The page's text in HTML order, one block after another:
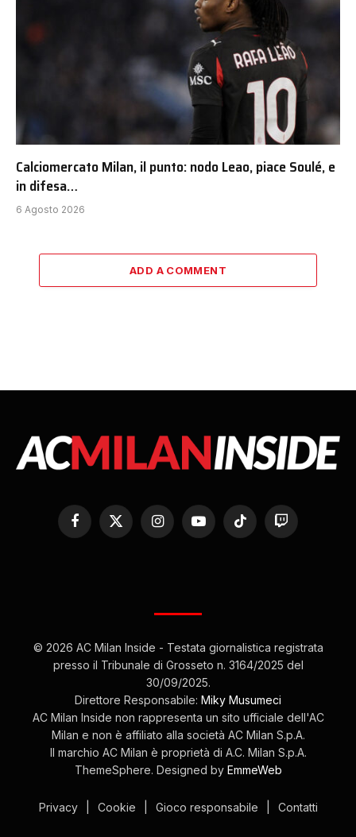
Calciomercato Milan, il punto: nodo Leao, piace Soulé, e
in difesa…
6 Agosto 2026
ADD A COMMENT
Facebook
X
(Twitter)
InstagramYouTubeTikTok Twitch
© 2026 AC Milan Inside - Testata giornalistica registrata
presso il Tribunale di Grosseto n. 3164/2025 del
30/09/2025.
Direttore Responsabile: Miky Musumeci
AC Milan Inside non rappresenta un sito ufficiale dell'AC
Milan e non è affiliato alla società AC Milan S.p.A.
Il marchio AC Milan è proprietà di A.C. Milan S.p.A.
ThemeSphere. Designed by EmmeWeb
Privacy Cookie Gioco responsabile Contatti